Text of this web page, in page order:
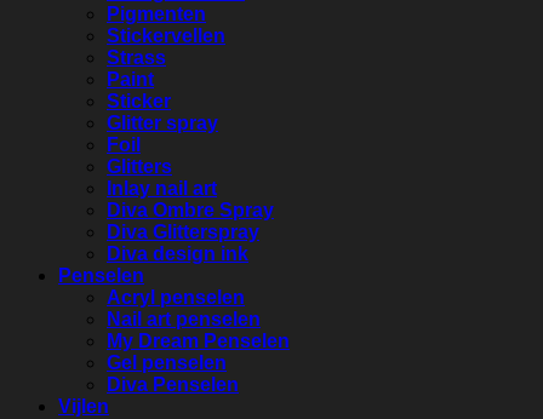
Pigmenten
Stickervellen
Strass
Paint
Sticker
Glitter spray
Foil
Glitters
Inlay nail art
Diva Ombre Spray
Diva Glitterspray
Diva design ink
Penselen
Acryl penselen
Nail art penselen
My Dream Penselen
Gel penselen
Diva Penselen
Vijlen